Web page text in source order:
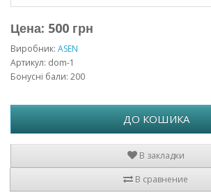
Цена: 500 грн
Виробник: ASEN
Артикул: dom-1
Бонусні бали: 200
ДО КОШИКА
В закладки
В сравнение